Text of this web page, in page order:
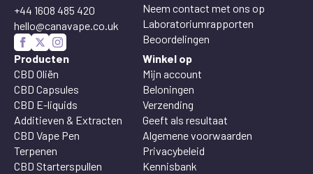
+44 1608 485 420
hello@canavape.co.uk
Neem contact met ons op
Laboratoriumrapporten
Beoordelingen
Producten
CBD Oliën
CBD Capsules
CBD E-liquids
Additieven & Extracten
CBD Vape Pen
Terpenen
CBD Starterspullen
Winkel op
Mijn account
Beloningen
Verzending
Geeft als resultaat
Algemene voorwaarden
Privacybeleid
Kennisbank